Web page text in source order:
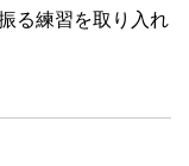
る練習を取り入れ